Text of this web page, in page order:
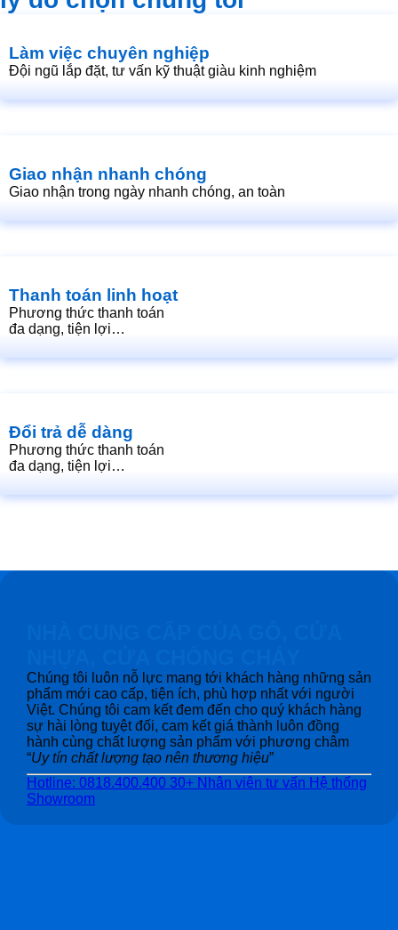
Làm việc chuyên nghiệp
Đội ngũ lắp đặt, tư vấn kỹ thuật giàu kinh nghiệm
Giao nhận nhanh chóng
Giao nhận trong ngày nhanh chóng, an toàn
Thanh toán linh hoạt
Phương thức thanh toán
đa dạng, tiện lợi…
Đổi trả dễ dàng
Phương thức thanh toán
đa dạng, tiện lợi…
Chúng tôi luôn nỗ lực mang tới khách hàng những sản
phẩm mới cao cấp, tiện ích, phù hợp nhất với người
Việt. Chúng tôi cam kết đem đến cho quý khách hàng
sự hài lòng tuyệt đối, cam kết giá thành luôn đồng
hành cùng chất lượng sản phẩm với phương châm
“Uy tín chất lượng tạo nên thương hiệu”
Hotline: 0818.400.400 30+ Nhân viên tư vấn Hệ thống
Showroom